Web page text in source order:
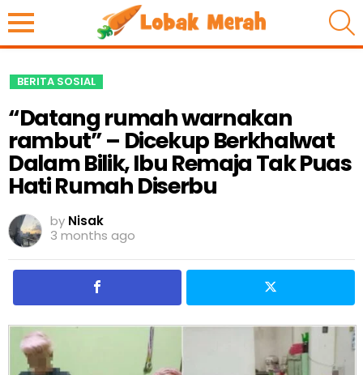
BERITA SOSIAL
“Datang rumah warnakan
rambut” – Dicekup Berkhalwat
Dalam Bilik, Ibu Remaja Tak Puas
Hati Rumah Diserbu
by Nisak
3 months ago